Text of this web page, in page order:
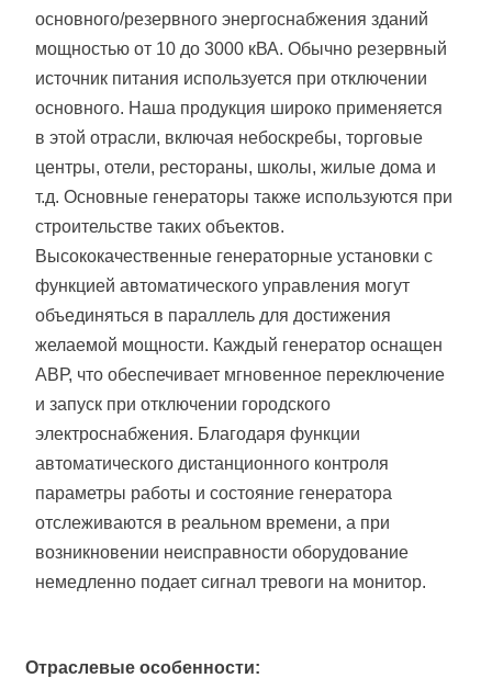
основного/резервного энергоснабжения зданий
мощностью от 10 до 3000 кВА. Обычно резервный
источник питания используется при отключении
основного. Наша продукция широко применяется
в этой отрасли, включая небоскребы, торговые
центры, отели, рестораны, школы, жилые дома и
т.д. Основные генераторы также используются при
строительстве таких объектов.
Высококачественные генераторные установки с
функцией автоматического управления могут
объединяться в параллель для достижения
желаемой мощности. Каждый генератор оснащен
АВР, что обеспечивает мгновенное переключение
и запуск при отключении городского
электроснабжения. Благодаря функции
автоматического дистанционного контроля
параметры работы и состояние генератора
отслеживаются в реальном времени, а при
возникновении неисправности оборудование
немедленно подает сигнал тревоги на монитор.
Отраслевые особенности: